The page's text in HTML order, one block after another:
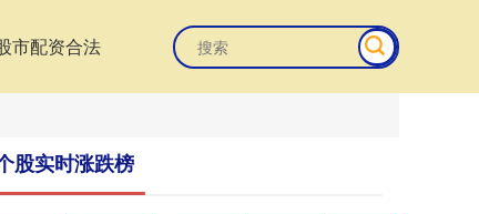
市配资合法
股实时涨跌榜